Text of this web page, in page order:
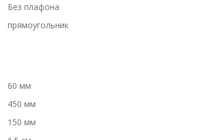
Без плафона
прямоугольник
60 мм
450 мм
150 мм